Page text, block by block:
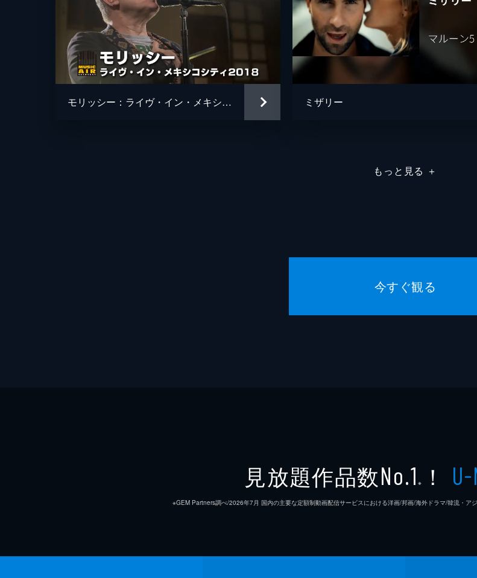
モリッシー：ライヴ・イン・メキシコシティ2018 ミザリー
もっと見る ＋
今すぐ観る
見放題作品数No.1 ※ ！
※GEM Partners調べ/2026年7⽉ 国内の主要な定額制動画配信サービスにおける洋画/邦画/海外ドラマ/韓流・ア